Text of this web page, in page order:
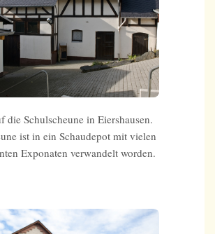
die Schulscheune in Eiershausen.
ist in ein Schaudepot mit vielen
Exponaten verwandelt worden.